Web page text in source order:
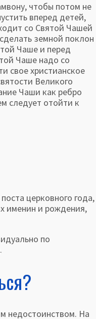
чтобы потом не
вперед детей,
со Святой Чашей
земной поклон
Чаше и перед
Чаше надо со
свое хри­стианское
Великого
Чаши как ребро
следует отойти к
церковного года,
именин и рождения,
по
На